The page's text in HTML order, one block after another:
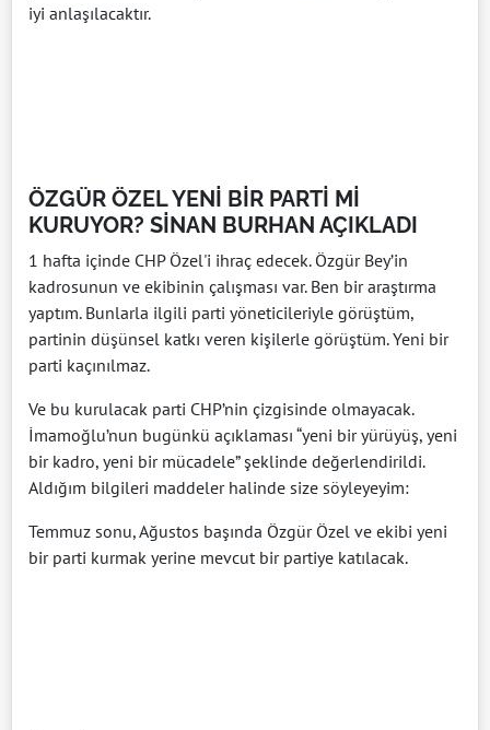
iyi anlaşılacaktır.
ÖZGÜR ÖZEL YENİ BİR PARTİ Mİ
KURUYOR? SİNAN BURHAN AÇIKLADI
1 hafta içinde CHP Özel'i ihraç edecek. Özgür Bey’in
kadrosunun ve ekibinin çalışması var. Ben bir araştırma
yaptım. Bunlarla ilgili parti yöneticileriyle görüştüm,
partinin düşünsel katkı veren kişilerle görüştüm. Yeni bir
parti kaçınılmaz.
Ve bu kurulacak parti CHP’nin çizgisinde olmayacak.
İmamoğlu’nun bugünkü açıklaması “yeni bir yürüyüş, yeni
bir kadro, yeni bir mücadele” şeklinde değerlendirildi.
Aldığım bilgileri maddeler halinde size söyleyeyim:
Temmuz sonu, Ağustos başında Özgür Özel ve ekibi yeni
bir parti kurmak yerine mevcut bir partiye katılacak.